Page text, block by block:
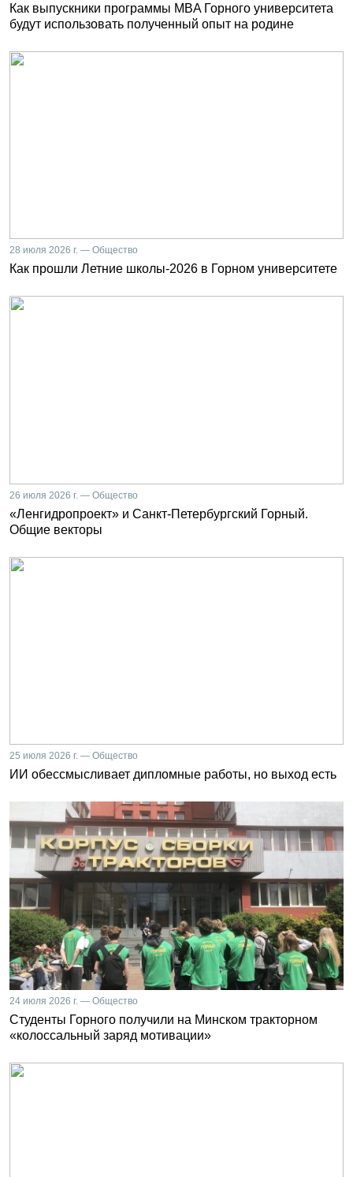
Как выпускники программы MBA Горного университета
будут использовать полученный опыт на родине
28 июля 2026 г. — Общество
Как прошли Летние школы-2026 в Горном университете
26 июля 2026 г. — Общество
«Ленгидропроект» и Санкт-Петербургский Горный.
Общие векторы
25 июля 2026 г. — Общество
ИИ обессмысливает дипломные работы, но выход есть
24 июля 2026 г. — Общество
Студенты Горного получили на Минском тракторном
«колоссальный заряд мотивации»